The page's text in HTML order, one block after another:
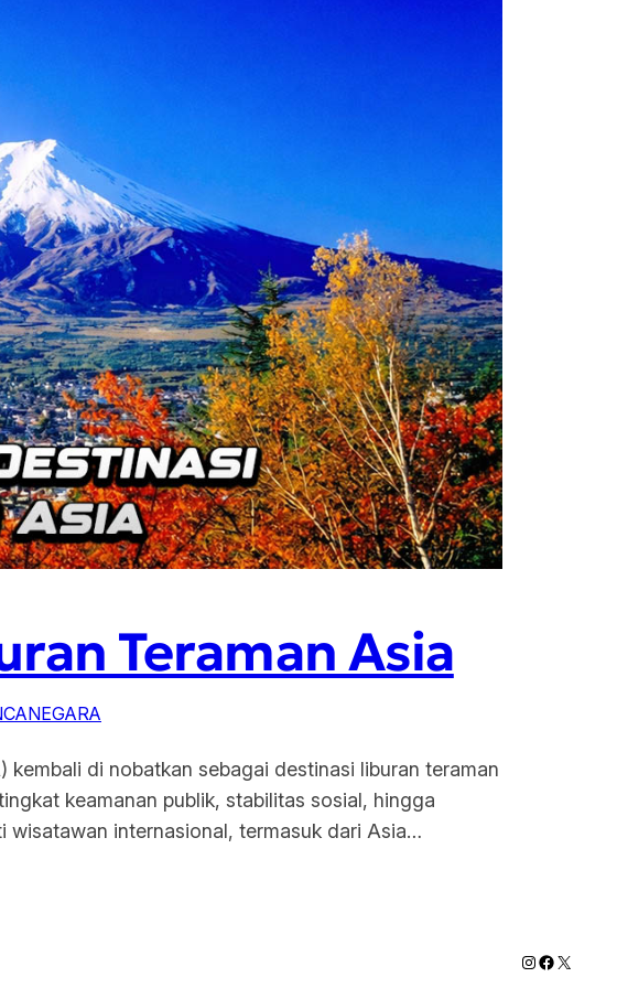
Teraman Asia
kembali di nobatkan sebagai destinasi liburan teraman
keamanan publik, stabilitas sosial, hingga
wisatawan internasional, termasuk dari Asia…
Instagram
X